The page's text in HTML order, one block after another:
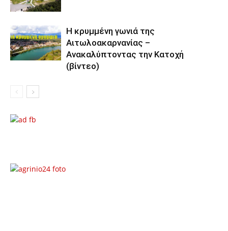
Η κρυμμένη γωνιά της
Αιτωλοακαρνανίας –
Ανακαλύπτοντας την Κατοχή
(βίντεο)